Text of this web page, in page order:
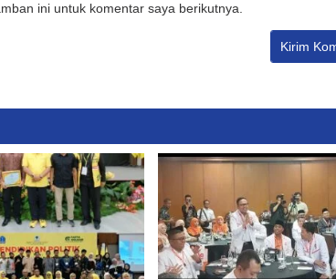
ini untuk komentar saya berikutnya.